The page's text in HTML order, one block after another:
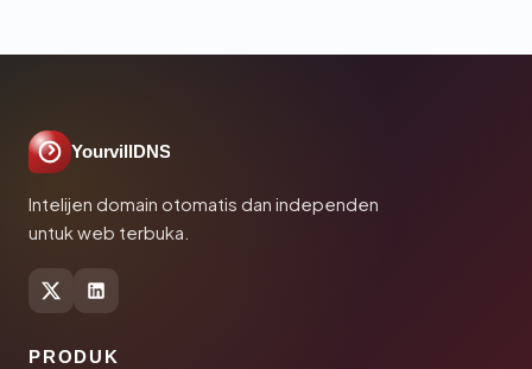
YourvillDNS
Intelijen domain otomatis dan independen
untuk web terbuka.
PRODUK